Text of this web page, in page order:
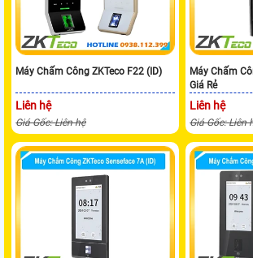
Máy Chấm Công ZKTeco F22 (ID)
Liên hệ
Giá Gốc: Liên hệ
Máy Chấm
Giá Rẻ
Liên hệ
Giá Gốc: Liên